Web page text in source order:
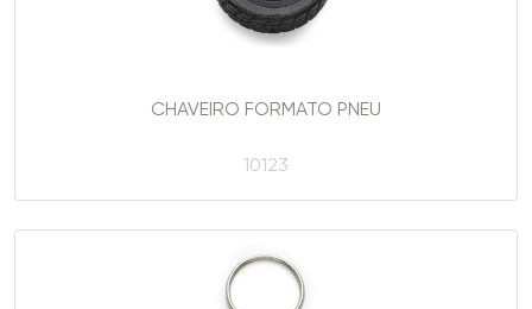
CHAVEIRO FORMATO PNEU
10123